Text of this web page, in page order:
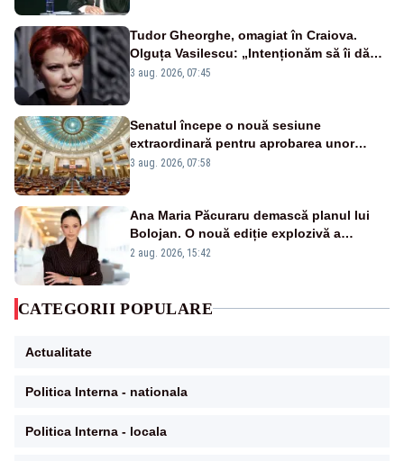
Tudor Gheorghe, omagiat în Craiova.
Olguța Vasilescu: „Intenționăm să îi dăm
numele lui”
3 aug. 2026, 07:45
Senatul începe o nouă sesiune
extraordinară pentru aprobarea unor
jaloane din PNRR
3 aug. 2026, 07:58
Ana Maria Păcuraru demască planul lui
Bolojan. O nouă ediție explozivă a
emisiunii „Miza Zilei” la Realitatea PLUS
2 aug. 2026, 15:42
CATEGORII POPULARE
Actualitate
Politica Interna - nationala
Politica Interna - locala